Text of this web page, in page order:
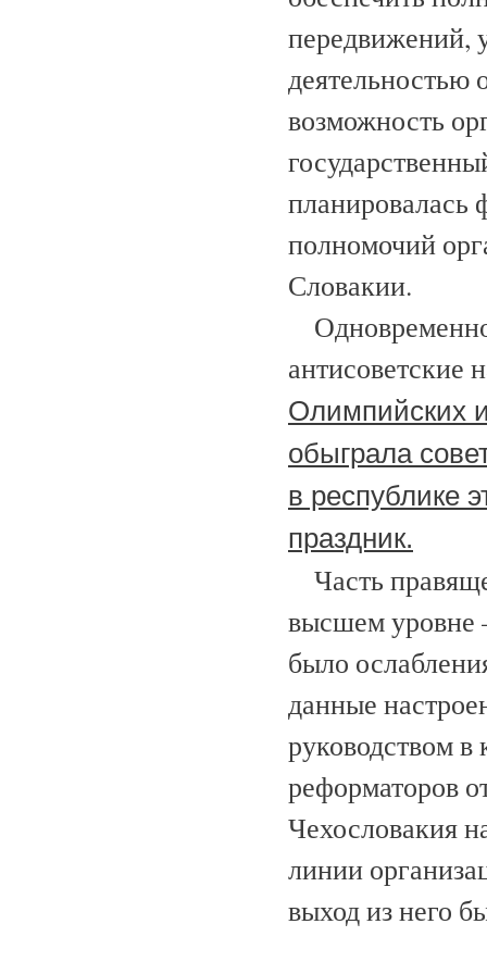
передвижений,
деятельностью
возможность
планировалась
полномочий
Словакии.
антисоветские
Олимпийских
обыграла
в республике
праздник.
Часть
высшем уровне
было
данные
руководством в
реформаторов
Чехословакия
линии
выход из него